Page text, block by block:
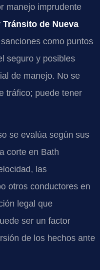
manejo imprudente
de Nueva
como puntos
seguro y posibles
de manejo. No se
tráfico; puede tener
se evalúa según sus
corte en Bath
las
otros conductores en
legal que
ser un factor
de los hechos ante